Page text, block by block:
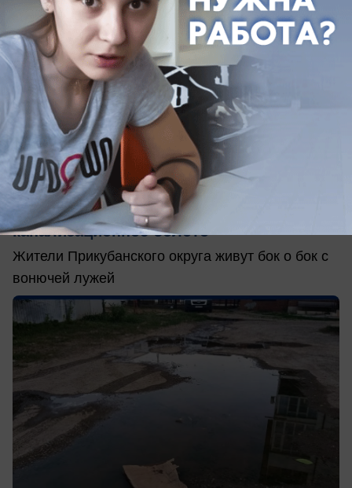
вчера в 15:44
Обращение в редакцию
Двор в Краснодаре превратился в
канализационное болото
Жители Прикубанского округа живут бок о бок с
вонючей лужей